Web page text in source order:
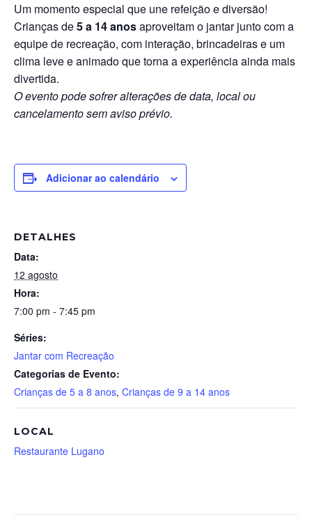
Um momento especial que une refeição e diversão!
Crianças de5 a 14 anosaproveitam o jantar junto com a
equipe de recreação, com interação, brincadeiras e um
clima leve e animado que torna a experiência ainda mais
divertida.
O evento pode sofrer alterações de data, local ou
cancelamento sem aviso prévio.
Adicionar ao calendário
DETALHES
Data:
12 agosto
Hora:
7:00 pm - 7:45 pm
Séries:
Jantar com Recreação
Categorias de Evento:
Crianças de 5 a 8 anos, Crianças de 9 a 14 anos
LOCAL
Restaurante Lugano